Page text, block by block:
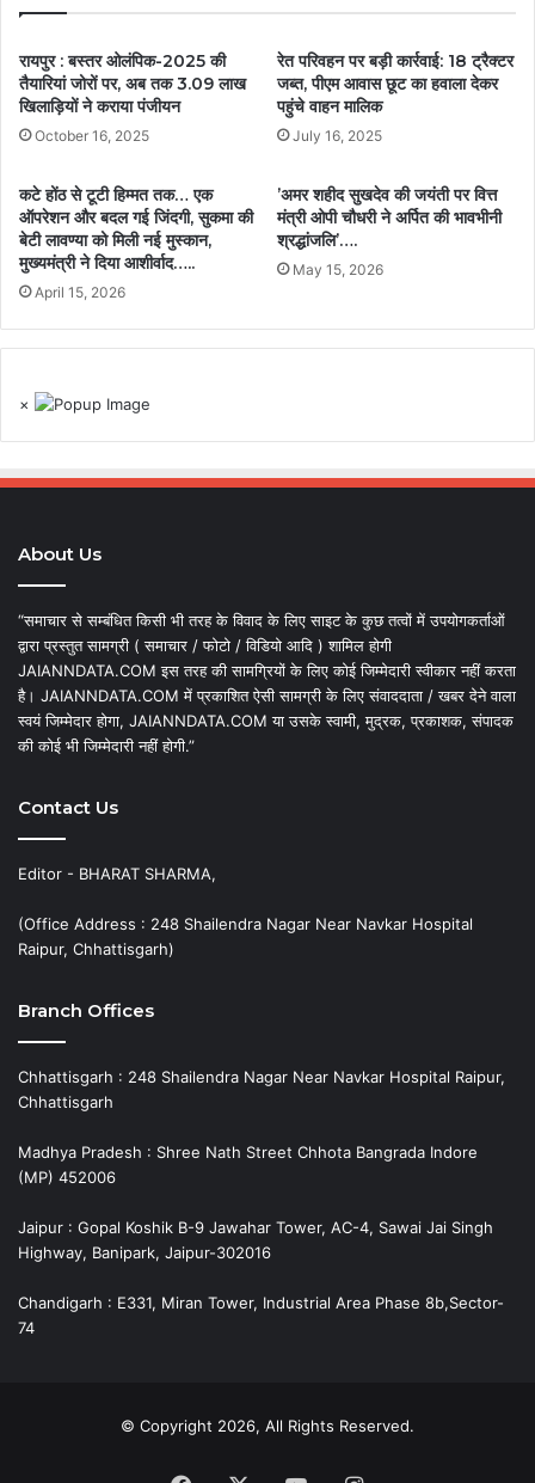
रायपुर : बस्तर ओलंपिक-2025 की
तैयारियां जोरों पर, अब तक 3.09 लाख
खिलाड़ियों ने कराया पंजीयन
October 16, 2025
रेत परिवहन पर बड़ी कार्रवाई: 18 ट्रैक्टर
जब्त, पीएम आवास छूट का हवाला देकर
पहुंचे वाहन मालिक
July 16, 2025
कटे होंठ से टूटी हिम्मत तक… एक
ऑपरेशन और बदल गई जिंदगी, सुकमा की
बेटी लावण्या को मिली नई मुस्कान,
मुख्यमंत्री ने दिया आशीर्वाद…..
April 15, 2026
’अमर शहीद सुखदेव की जयंती पर वित्त
मंत्री ओपी चौधरी ने अर्पित की भावभीनी
श्रद्धांजलि’….
May 15, 2026
×
About Us
“समाचार से सम्बंधित किसी भी तरह के विवाद के लिए साइट के कुछ तत्वों में उपयोगकर्ताओं
द्वारा प्रस्तुत सामग्री ( समाचार / फोटो / विडियो आदि ) शामिल होगी
JAIANNDATA.COM इस तरह की सामग्रियों के लिए कोई जिम्मेदारी स्वीकार नहीं करता
है। JAIANNDATA.COM में प्रकाशित ऐसी सामग्री के लिए संवाददाता / खबर देने वाला
स्वयं जिम्मेदार होगा, JAIANNDATA.COM या उसके स्वामी, मुद्रक, प्रकाशक, संपादक
की कोई भी जिम्मेदारी नहीं होगी.”
Contact Us
Editor - BHARAT SHARMA,
(Office Address : 248 Shailendra Nagar Near Navkar Hospital
Raipur, Chhattisgarh)
Branch Offices
Chhattisgarh : 248 Shailendra Nagar Near Navkar Hospital Raipur,
Chhattisgarh
Madhya Pradesh : Shree Nath Street Chhota Bangrada Indore
(MP) 452006
Jaipur : Gopal Koshik B-9 Jawahar Tower, AC-4, Sawai Jai Singh
Highway, Banipark, Jaipur-302016
Chandigarh : E331, Miran Tower, Industrial Area Phase 8b,Sector-
74
© Copyright 2026, All Rights Reserved.